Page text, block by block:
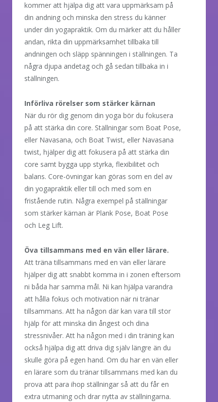
kommer att hjälpa dig att vara uppmärksam på
din andning och minska den stress du känner
under din yogapraktik. Om du märker att du håller
andan, rikta din uppmärksamhet tillbaka till
andningen och släpp spänningen i ställningen. Ta
några djupa andetag och gå sedan tillbaka in i
ställningen.
Införliva rörelser som stärker kärnan
När du rör dig genom din yoga bör du fokusera
på att stärka din core. Ställningar som Boat Pose,
eller Navasana, och Boat Twist, eller Navasana
twist, hjälper dig att fokusera på att stärka din
core samt bygga upp styrka, flexibilitet och
balans. Core-övningar kan göras som en del av
din yogapraktik eller till och med som en
fristående rutin. Några exempel på ställningar
som stärker kärnan är Plank Pose, Boat Pose
och Leg Lift.
Öva tillsammans med en vän eller lärare.
Att träna tillsammans med en vän eller lärare
hjälper dig att snabbt komma in i zonen eftersom
ni båda har samma mål. Ni kan hjälpa varandra
att hålla fokus och motivation när ni tränar
tillsammans. Att ha någon där kan vara till stor
hjälp för att minska din ångest och dina
stressnivåer. Att ha någon med i din träning kan
också hjälpa dig att driva dig själv längre än du
skulle göra på egen hand. Om du har en vän eller
en lärare som du tränar tillsammans med kan du
prova att para ihop ställningar så att du får en
extra utmaning och drar nytta av ställningarna.